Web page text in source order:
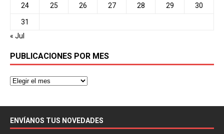
24 25 26 27 28 29 30
31
« Jul
PUBLICACIONES POR MES
ENVÍANOS TUS NOVEDADES